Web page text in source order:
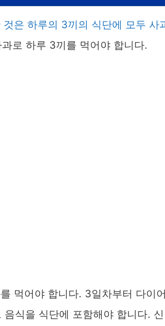
은 하루의 3끼의 식단에 모두 사
로 하루 3끼를 먹어야 합니다.
먹어야 합니다. 3일차부터 다이
식을 식단에 포함해야 합니다. 신